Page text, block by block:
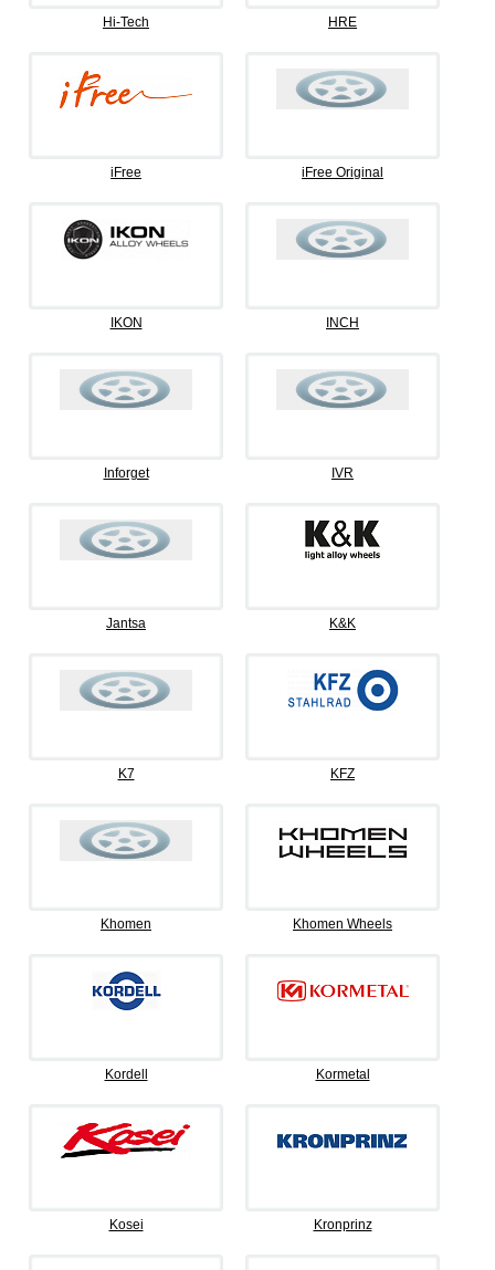
Hi-Tech HRE
iFree iFree Original
IKON INCH
Inforget IVR
Jantsa K&K
K7 KFZ
Khomen Khomen Wheels
Kordell Kormetal
Kosei Kronprinz